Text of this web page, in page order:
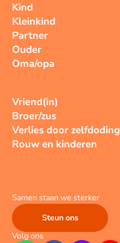
Kind
Kleinkind
Partner
Ouder
Oma/opa
Vriend(in)
Broer/zus
Verlies door zelfdoding
Rouw en kinderen
Samen staan we sterker
Steun ons
Volg ons